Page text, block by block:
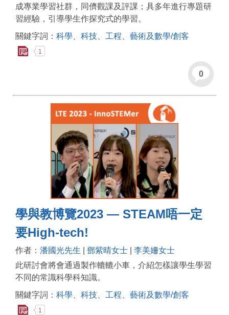
成專業學習社群，同儕觀課及評課；具多年進行專題研
習經驗，引導學生作探究式的學習。
關鍵字詞： 科學、科技、工程、藝術及數學/創客
1
0
學與教博覽2023 — STEAM唔一定
要High-tech!
作者： 潘國光先生 鄧紫晴女士
李美姍女士
此研討會將會通過製作轆轆小車，介紹怎樣讓學生學習
不同的常識科學科知識。
關鍵字詞： 科學、科技、工程、藝術及數學/創客
1